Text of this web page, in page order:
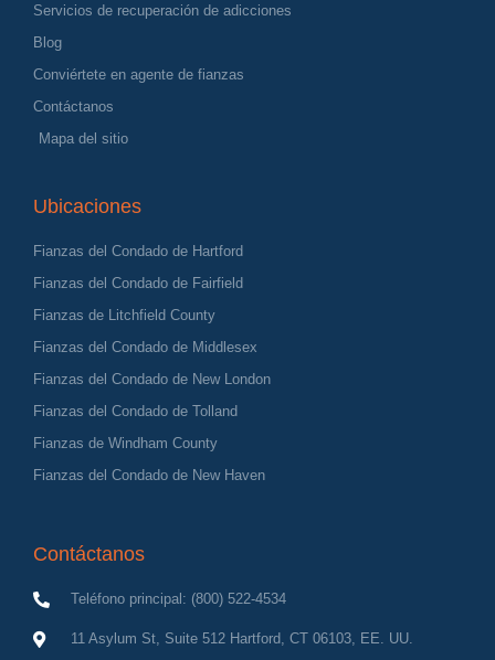
Servicios de recuperación de adicciones
Blog
Conviértete en agente de fianzas
Contáctanos
Mapa del sitio
Ubicaciones
Fianzas del Condado de Hartford
Fianzas del Condado de Fairfield
Fianzas de Litchfield County
Fianzas del Condado de Middlesex
Fianzas del Condado de New London
Fianzas del Condado de Tolland
Fianzas de Windham County
Fianzas del Condado de New Haven
Contáctanos
Teléfono principal: (800) 522-4534
11 Asylum St, Suite 512 Hartford, CT 06103, EE. UU.